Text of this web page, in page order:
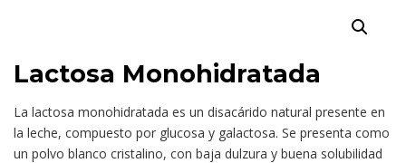
Lactosa Monohidratada
La lactosa monohidratada es un disacárido natural presente en
la leche, compuesto por glucosa y galactosa. Se presenta como
un polvo blanco cristalino, con baja dulzura y buena solubilidad